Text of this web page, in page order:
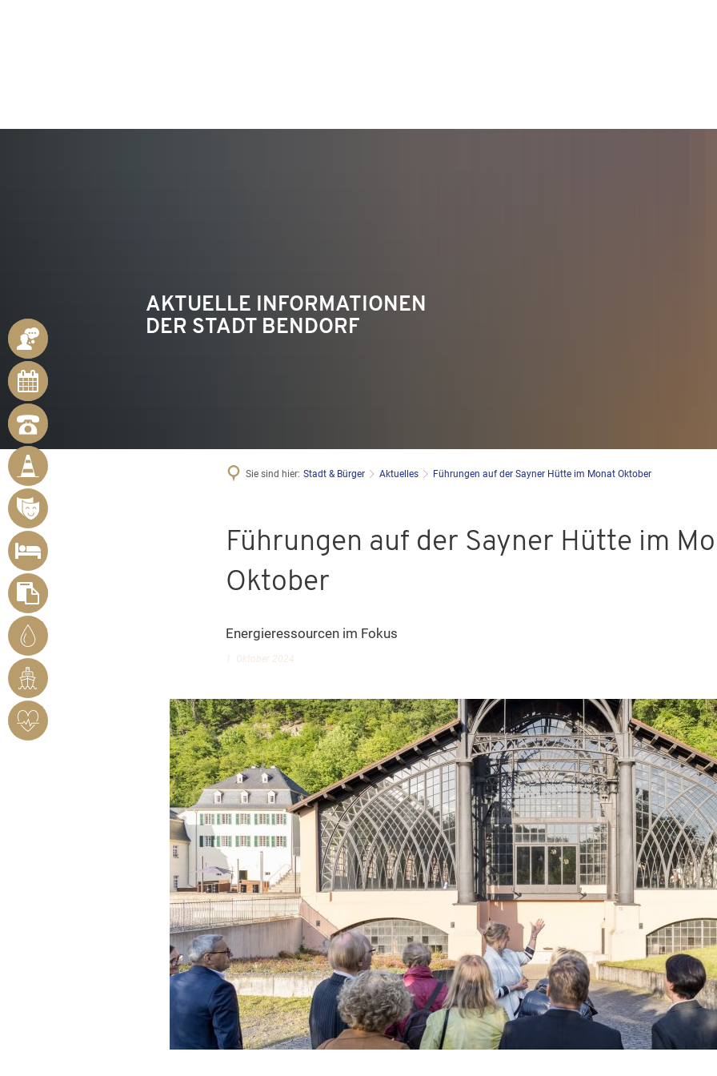
AKTUELLE INFORMATIONEN
DER STADT BENDORF
ANSPRECHPARTNER
ONLINE-
TERMINE
NOTRUFNUMMERN
BÜRGER
MELDEN
MÄNGEL
VERANSTALTUNGSÜBERSICHT
UNTERKUNFT
SUCHEN
FORMULARE
STADTWERKE
BENDORF
RHEINHAFEN
HERZSICHERES
BENDORF
Sie sind hier: Stadt & Bürger Aktuelles Führungen auf der Sayner Hütte im Monat Oktober
Führungen auf der Sayner Hütte im
Oktober
Energieressourcen im Fokus
1. Oktober 2024